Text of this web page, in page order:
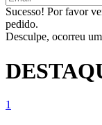
Sucesso! Por favor
pedido.
Desculpe, ocorreu
1